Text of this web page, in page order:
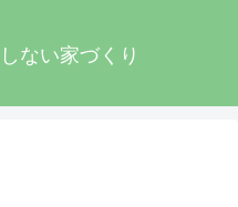
ない家づくり